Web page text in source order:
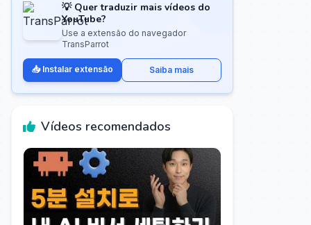
💡 Quer traduzir mais vídeos do
YouTube?
Use a extensão do navegador
TransParrot
📥 Instalar extensão Saiba mais
Vídeos recomendados